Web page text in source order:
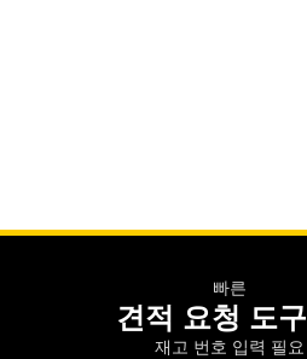
빠른
견적 요청 도구
재고 번호 입력 필요